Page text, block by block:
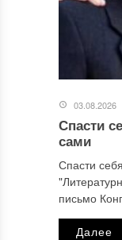
03.08.2026
Спасти
сами
Спасти
письмо
Далее